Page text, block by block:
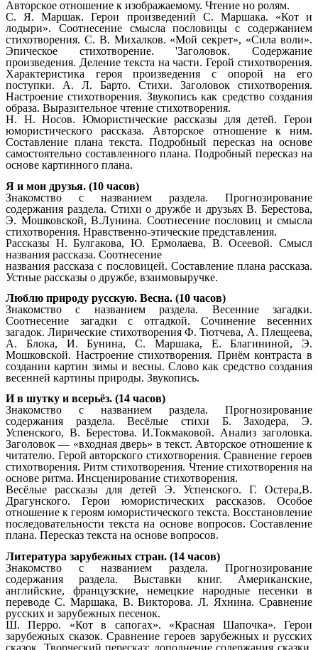
Авторское отношение к изображаемому. Чтение но ролям.
С. Я. Маршак. Герои произведений С. Маршака. «Кот и
лодыри». Соотнесение смысла пословицы с содержанием
стихотворения. С. В. Михалков. «Мой секрет», «Сила воли».
Эпическое стихотворение. 'Заголовок. Содержание
произведения. Деление текста на части. Герой стихотворения.
Характеристика героя произведения с опорой на его
поступки. А. Л. Барто. Стихи. Заголовок стихотворения.
Настроение стихотворения. Звукопись как средство создания
образа. Выразительное чтение стихотворения.
Н. Н. Носов. Юмористические рассказы для детей. Герои
юмористического рассказа. Авторское отношение к ним.
Составление плана текста. Подробный пересказ на основе
самостоятельно составленного плана. Подробный пересказ на
основе картинного плана.
Я и мои друзья. (10 часов)
Знакомство с названием раздела. Прогнозирование
содержания раздела. Стихи о дружбе и друзьях В. Берестова,
Э. Мошковской, В.Лунина. Соотнесение пословиц и смысла
стихотворения. Нравственно-этические представления.
Рассказы Н. Булгакова, Ю. Ермолаева, В. Осеевой. Смысл
названия рассказа. Соотнесение
названия рассказа с пословицей. Составление плана рассказа.
Устные рассказы о дружбе, взаимовыручке.
Люблю природу русскую. Весна. (10 часов)
Знакомство с названием раздела. Весенние загадки.
Соотнесение загадки с отгадкой. Сочинение весенних
загадок. Лирические стихотворения Ф. Тютчева, А. Плещеева,
А. Блока, И. Бунина, С. Маршака, Е. Благининой, Э.
Мошковской. Настроение стихотворения. Приём контраста в
создании картин зимы и весны. Слово как средство создания
весенней картины природы. Звукопись.
И в шутку и всерьёз. (14 часов)
Знакомство с названием раздела. Прогнозирование
содержания раздела. Весёлые стихи Б. Заходера, Э.
Успенского, В. Берестова. И.Токмаковой. Анализ заголовка.
Заголовок — «входная дверь» в текст. Авторское отношение к
читателю. Герой авторского стихотворения. Сравнение героев
стихотворения. Ритм стихотворения. Чтение стихотворения на
основе ритма. Инсценирование стихотворения.
Весёлые рассказы для детей Э. Успенского. Г. Остера,В.
Драгунского. Герои юмористических рассказов. Особое
отношение к героям юмористического текста. Восстановление
последовательности текста на основе вопросов. Составление
плана. Пересказ текста на основе вопросов.
Литература зарубежных стран. (14 часов)
Знакомство с названием раздела. Прогнозирование
содержания раздела. Выставки книг. Американские,
английские, французские, немецкие народные песенки в
переводе С. Маршака, В. Викторова. Л. Яхнина. Сравнение
русских и зарубежных песенок.
Ш. Перро. «Кот в сапогах». «Красная Шапочка». Герои
зарубежных сказок. Сравнение героев зарубежных и русских
сказок. Творческий пересказ: дополнение содержания сказки.